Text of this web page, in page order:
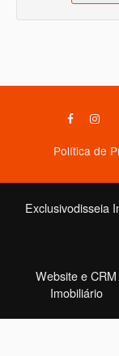
Política de
Exclusivodisseia
Website e CRM
Imobiliário